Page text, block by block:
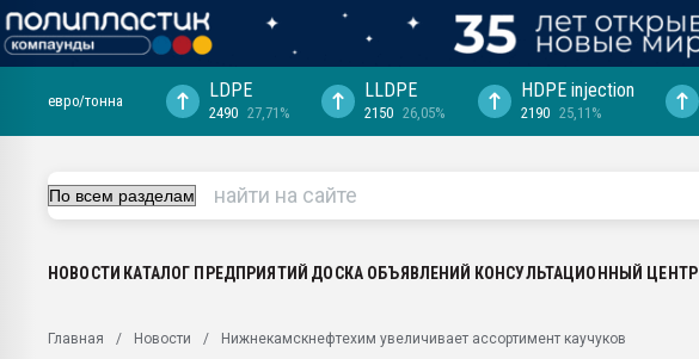
29.07.2026 ФРП помог "Ижевскому
Вакуум-формовочные машины:
евро/тонна LDPE
2490 27,71%
LLDPE
2150 26,05%
HDPE injection
2190 25,11%
НОВОСТИ КАТАЛОГ ПРЕДПРИЯТИЙ ДОСКА ОБЪЯВЛЕНИЙ КОНСУЛЬТАЦИОННЫЙ ЦЕНТР
Главная Новости Нижнекамскнефтехим увеличивает ассортимент каучуков